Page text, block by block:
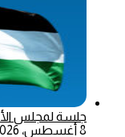
جلسة لمجلس
8 أغسطس، 2026